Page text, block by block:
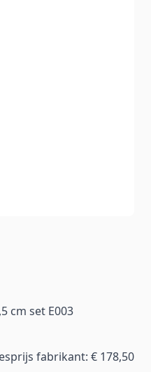
cm set E003
fabrikant: € 178,50